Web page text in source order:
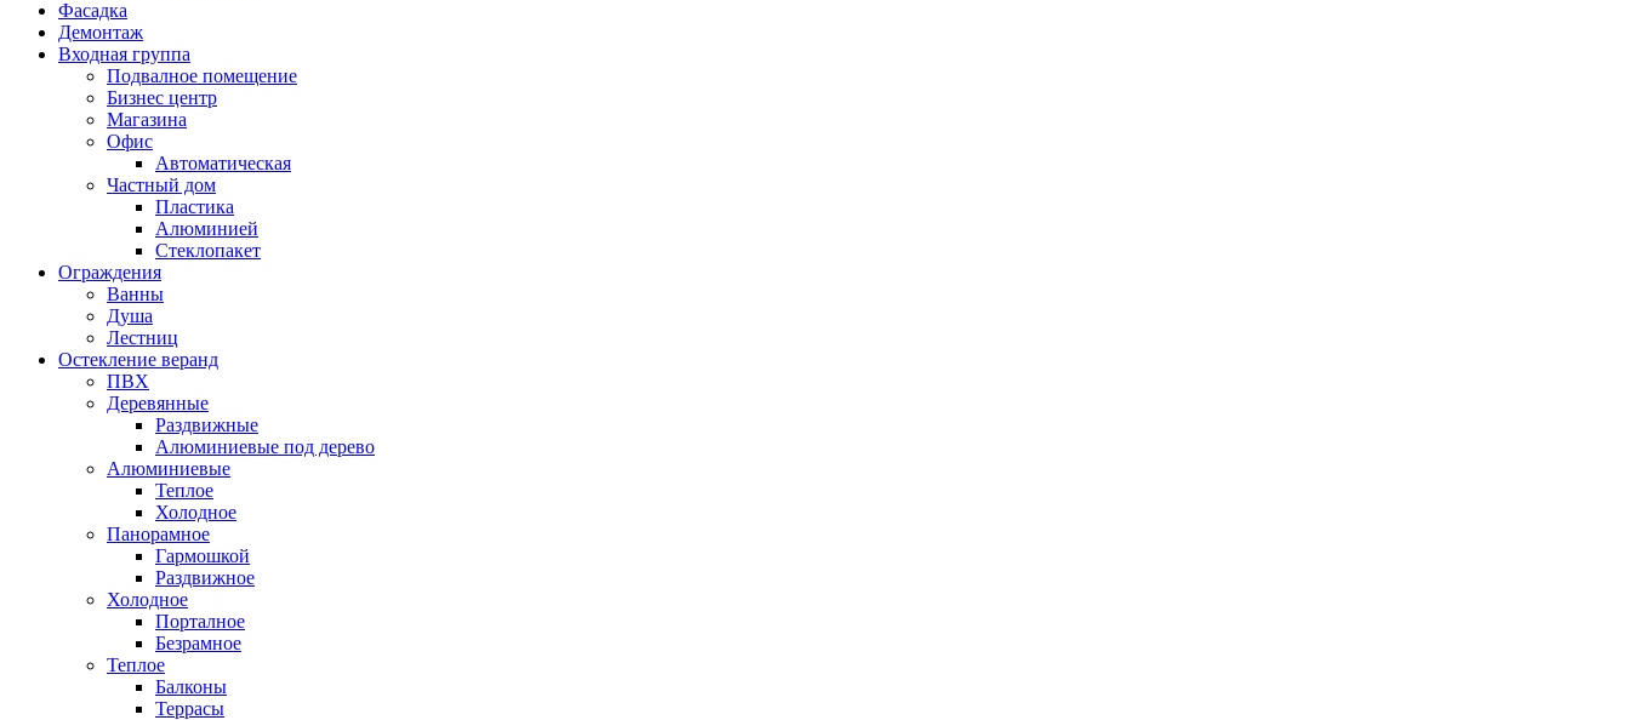
Фасадка
Демонтаж
Входная группа
Подвалное помещение
Бизнес центр
Магазина
Офис
Автоматическая
Частный дом
Пластика
Алюминией
Стеклопакет
Ограждения
Ванны
Душа
Лестниц
Остекление веранд
ПВХ
Деревянные
Раздвижные
Алюминиевые под дерево
Алюминиевые
Теплое
Холодное
Панорамное
Гармошкой
Раздвижное
Холодное
Порталное
Безрамное
Теплое
Балконы
Террасы